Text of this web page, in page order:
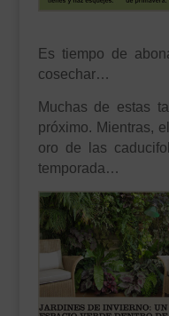
Es tiempo de
cosechar…
Muchas de estas
próximo. Mientras,
oro de las
temporada…